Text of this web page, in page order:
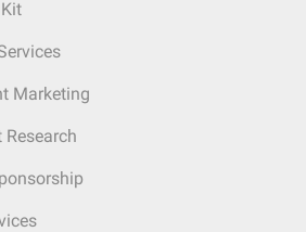
Marketing
Research